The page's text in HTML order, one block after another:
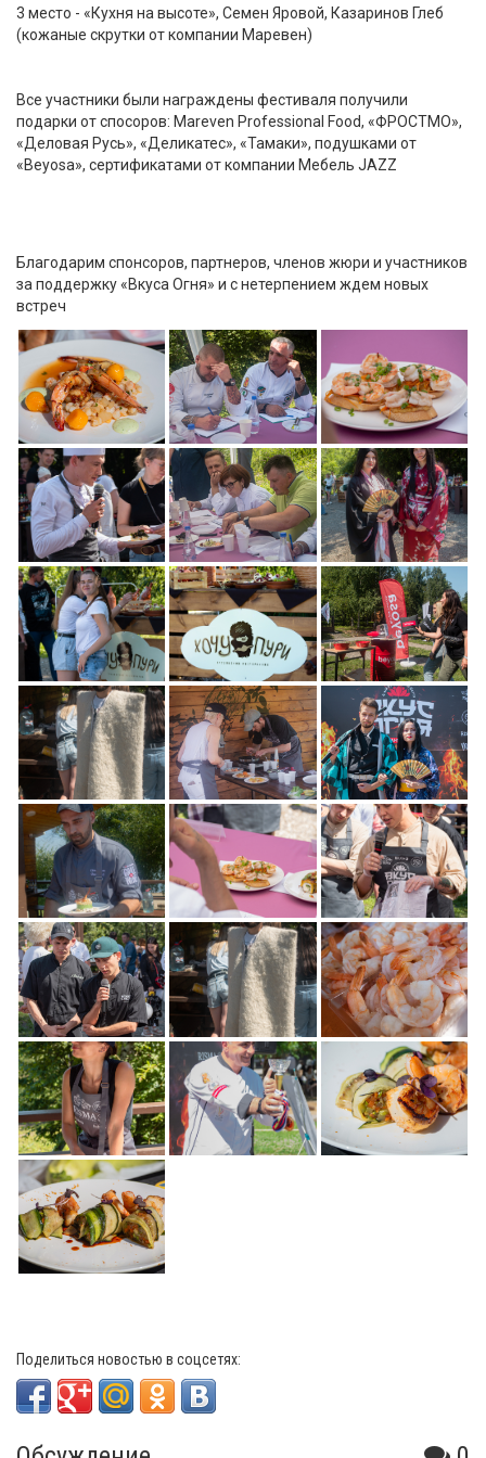
3 место - «Кухня на высоте», Семен Яровой, Казаринов Глеб
(кожаные скрутки от компании Маревен)
Все участники были награждены фестиваля получили
подарки от спосоров: Mareven Professional Food, «ФРОСТМО»,
«Деловая Русь», «Деликатес», «Тамаки», подушками от
«Beyosa», сертификатами от компании Мебель JAZZ
Благодарим спонсоров, партнеров, членов жюри и участников
за поддержку «Вкуса Огня» и с нетерпением ждем новых
встреч
Поделиться новостью в соцсетях: